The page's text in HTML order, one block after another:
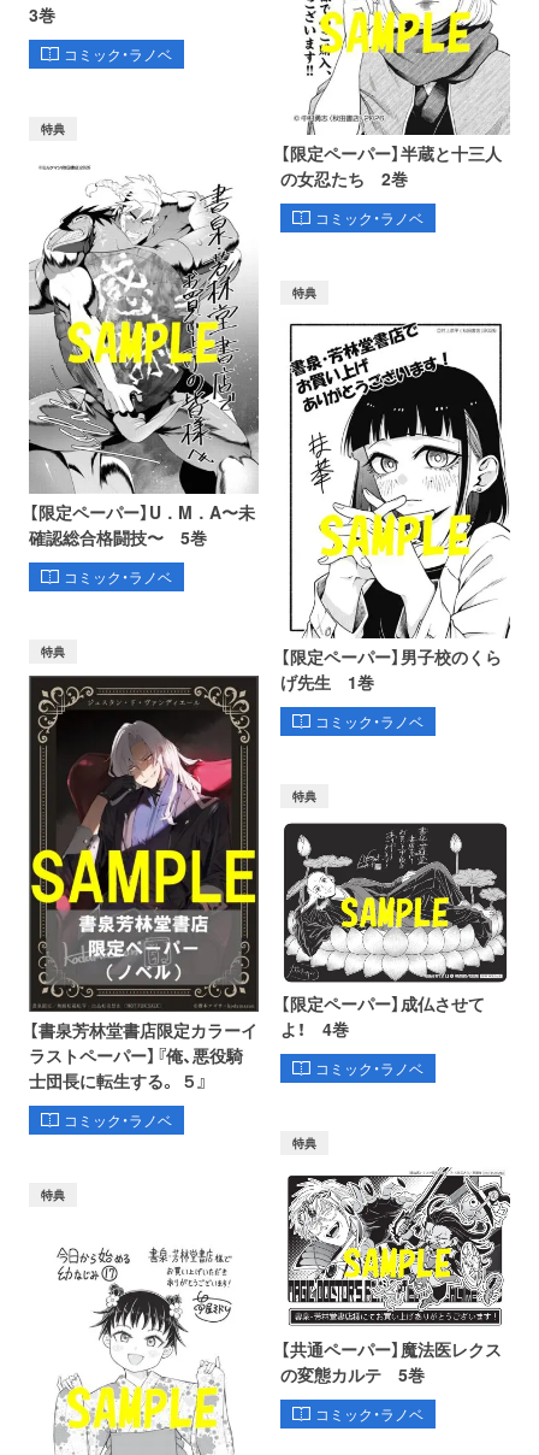
3巻
コミック・ラノベ
【限定ペーパー】半蔵と十三人
の女忍たち 2巻
コミック・ラノベ
特典
【限定ペーパー】U．M．A〜未
確認総合格闘技〜 5巻
コミック・ラノベ
特典
【限定ペーパー】男子校のくら
げ先生 1巻
コミック・ラノベ
特典
【書泉芳林堂書店限定カラーイ
ラストペーパー】『俺、悪役騎
士団長に転生する。 ５』
コミック・ラノベ
特典
【限定ペーパー】成仏させて
よ！ 4巻
コミック・ラノベ
特典
特典
【共通ペーパー】魔法医レクス
の変態カルテ 5巻
コミック・ラノベ